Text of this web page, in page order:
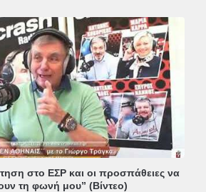
στο ΕΣΡ και οι προσπάθειες να
τη φωνή μου” (Βίντεο)